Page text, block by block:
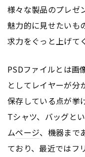
様々な製品のプレゼ
魅力的に見せたいも
求力をぐっと上げて
PSDファイルとは画
としてレイヤーが分
保存している点が挙
Tシャツ、バッグと
ムページ、機器まで
ており、最近ではフ